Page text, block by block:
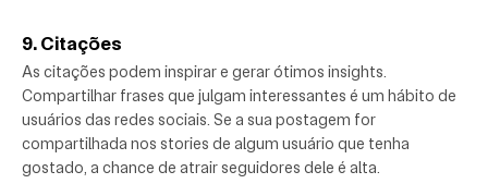
9. Citações
As citações podem inspirar e gerar ótimos insights.
Compartilhar frases que julgam interessantes é um hábito de
usuários das redes sociais. Se a sua postagem for
compartilhada nos stories de algum usuário que tenha
gostado, a chance de atrair seguidores dele é alta.